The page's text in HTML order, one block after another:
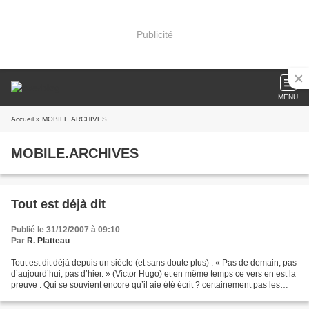
Publicité
MENU
Accueil » MOBILE.ARCHIVES
MOBILE.ARCHIVES
Tout est déjà dit
Publié le 31/12/2007 à 09:10
Par R. Platteau
Tout est dit déjà depuis un siècle (et sans doute plus) : « Pas de demain, pas
d’aujourd’hui, pas d’hier. » (Victor Hugo) et en même temps ce vers en est la
preuve : Qui se souvient encore qu’il aie été écrit ? certainement pas les